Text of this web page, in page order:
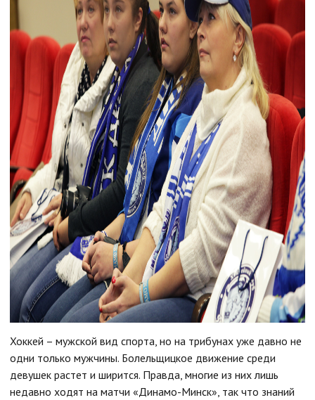
Хоккей – мужской вид спорта, но на трибунах уже давно не
одни только мужчины. Болельщицкое движение среди
девушек растет и ширится. Правда, многие из них лишь
недавно ходят на матчи «Динамо-Минск», так что знаний